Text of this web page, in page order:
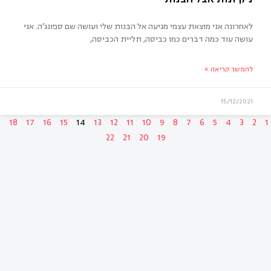
לאחרונה אני מוצאת עצמי מגיעה אל הבנות שלי ועושה שם ספונג’ה. אני
עושה עוד כמה דברים כמו כביסה, תליית הכביסה,
להמשך קריאה »
15/12/2021
1
2
3
4
5
6
7
8
9
10
11
12
13
14
15
16
17
18
19
20
21
22